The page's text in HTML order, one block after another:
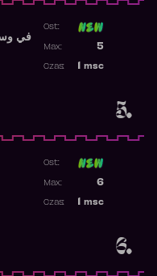
5.
Ost:
5
Max:
msc
Czas:
6.
Ost:
6
Max:
msc
Czas: